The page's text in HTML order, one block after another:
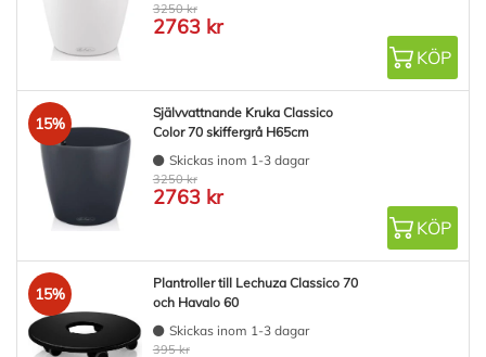
3250 kr
2763 kr
KÖP
15%
Självvattnande Kruka Classico
Color 70 skiffergrå H65cm
Skickas inom 1-3 dagar
3250 kr
2763 kr
KÖP
15%
Plantroller till Lechuza Classico 70
och Havalo 60
Skickas inom 1-3 dagar
395 kr